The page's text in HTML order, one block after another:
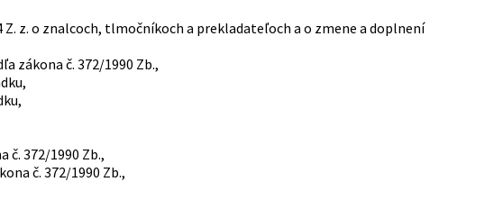
z. o znalcoch, tlmočníkoch a prekladateľoch a o zmene a doplnení
zákona č. 372/1990 Zb.,
372/1990 Zb.,
č. 372/1990 Zb.,